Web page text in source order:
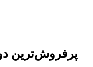
پرفروش‌ترین‌